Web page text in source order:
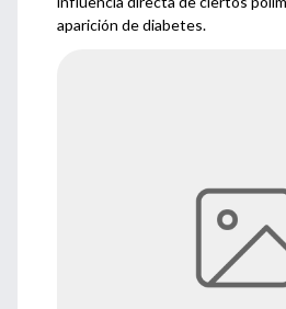
aparición de diabetes.